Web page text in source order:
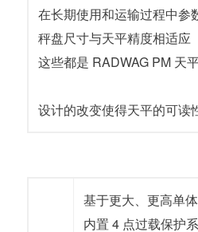
在长期使用和运输过程中参
秤盘尺寸与天平精度相适应
这些都是 RADWAG PM 天
设计的改变使得天平的可读
基于更大、更高单体
内置 4 点过载保护系